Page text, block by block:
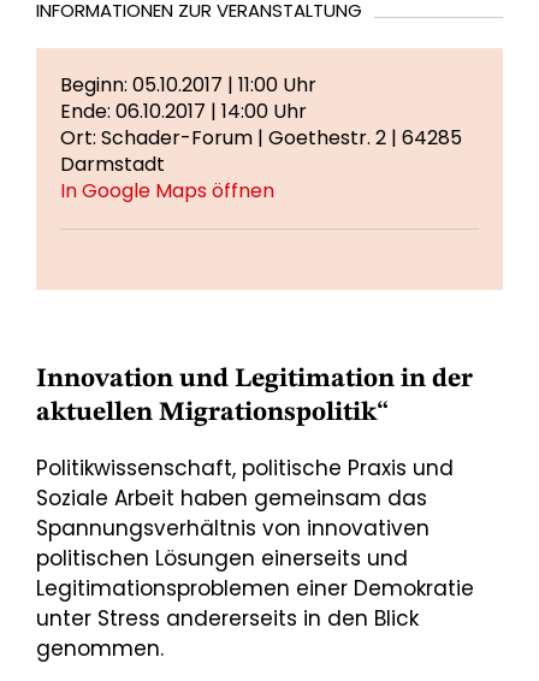
INFORMATIONEN ZUR VERANSTALTUNG
Beginn: 05.10.2017 | 11:00 Uhr
Ende: 06.10.2017 | 14:00 Uhr
Ort: Schader-Forum | Goethestr. 2 | 64285
Darmstadt
In Google Maps öffnen
Innovation und Legitimation in der
aktuellen Migrationspolitik“
Politikwissenschaft, politische Praxis und
Soziale Arbeit haben gemeinsam das
Spannungsverhältnis von innovativen
politischen Lösungen einerseits und
Legitimationsproblemen einer Demokratie
unter Stress andererseits in den Blick
genommen.